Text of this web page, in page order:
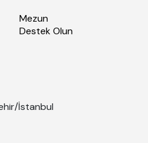
Mezun
Destek Olun
İstanbul